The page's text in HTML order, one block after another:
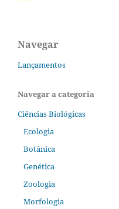
Navegar
Lançamentos
Navegar a categoria
Ciências Biológicas
Ecologia
Botânica
Genética
Zoologia
Morfologia